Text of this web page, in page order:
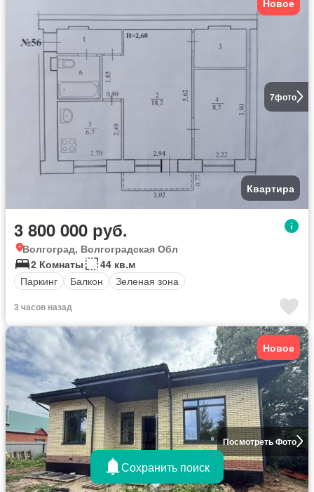
7фото
Квартира
3 800 000 руб.
Волгоград, Волгоградская Обл
2 Комнаты
44 кв.м
Паркинг
Балкон Зеленая зона
3 часов назад
Посмотреть Фото
Новое
Сохранить поиск